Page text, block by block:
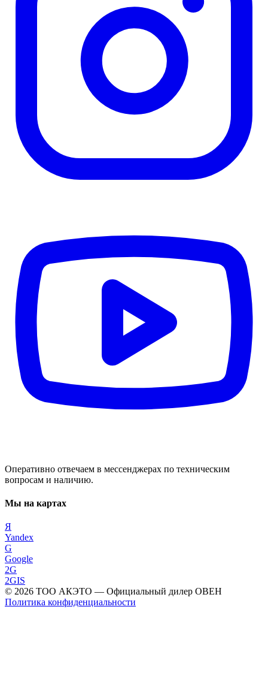
Оперативно отвечаем в мессенджерах по техническим
вопросам и наличию.
Мы на картах
Я
Yandex
G
Google
2G
2GIS
© 2026 ТОО АКЭТО — Официальный дилер ОВЕН
Политика конфиденциальности